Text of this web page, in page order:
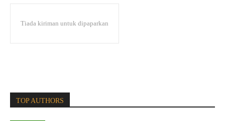
Tiada kiriman untuk dipaparkan
TOP AUTHORS